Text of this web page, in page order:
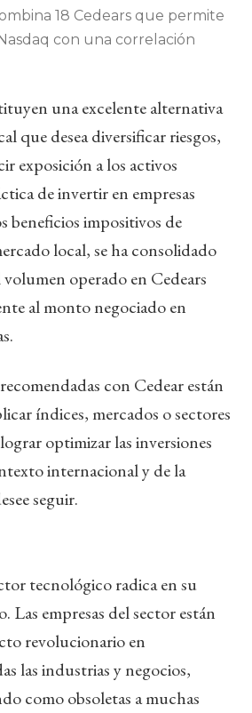
18 Cedears que permite
con una correlación
una excelente alternativa
que desea diversificar riesgos,
exposición a los activos
de invertir en empresas
beneficios impositivos de
local, se ha consolidado
operado en Cedears
al monto negociado en
con Cedear están
índices, mercados o sectores
optimizar las inversiones
internacional y de la
seguir.
tecnológico radica en su
Las empresas del sector están
revolucionario en
las industrias y negocios,
como obsoletas a muchas